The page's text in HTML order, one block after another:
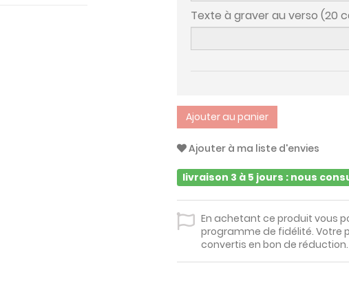
Texte à graver au verso (20
Ajouter au panier
Ajouter à ma liste d'envies
livraison 3 à 5 jours : nous
En achetant ce produit vous
programme de fidélité. Votre
convertis en bon de réduction.